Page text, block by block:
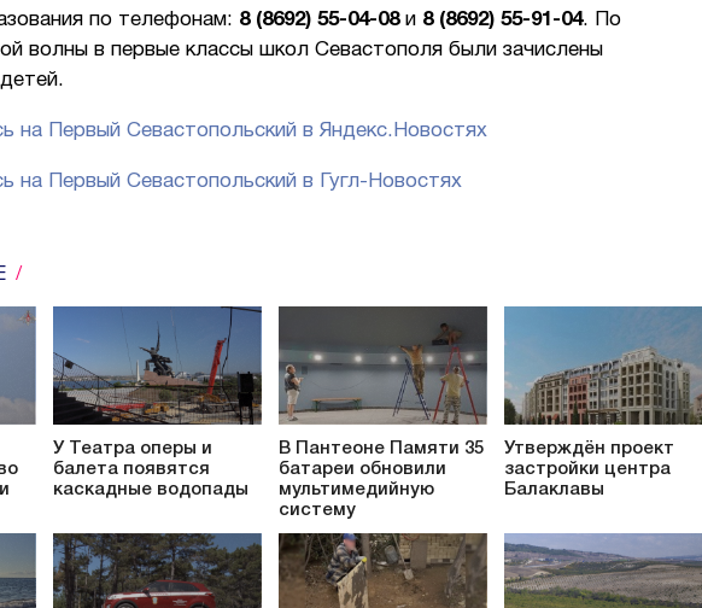
по телефонам: 8 (8692) 55-04-08и 8 (8692) 55-91-04. По
волны в первые классы школ Севастополя были зачислены
на Первый Севастопольский в Яндекс.Новостях
на Первый Севастопольский в Гугл-Новостях
У Театра оперы и
балета появятся
каскадные водопады
В Пантеоне Памяти 35
батареи обновили
мультимедийную
систему
Утверждён проект
застройки центра
Балаклавы